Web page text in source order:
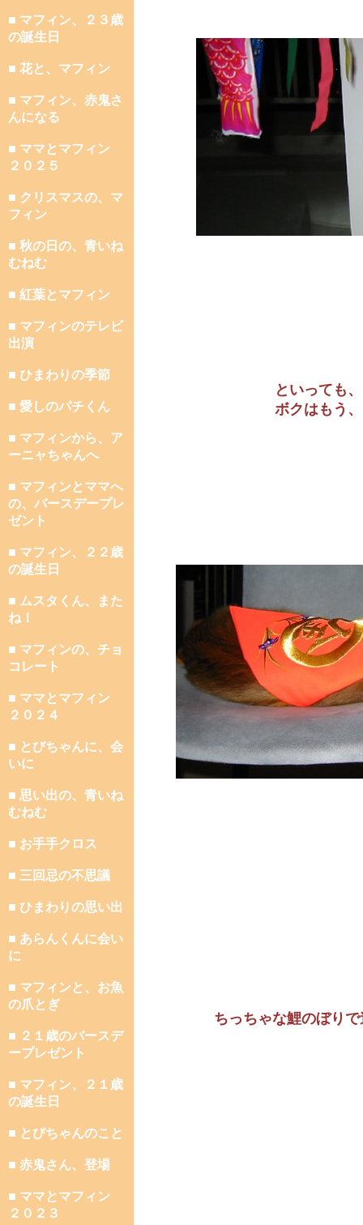
■ マフィン、２３歳
の誕生日
■ 花と、マフィン
■ マフィン、赤鬼さ
んになる
■ ママとマフィン
２０２５
■ クリスマスの、マ
フィン
■ 秋の日の、青いね
むねむ
■ 紅葉とマフィン
■ マフィンのテレビ
出演
■ ひまわりの季節
■ 愛しのパチくん
■ マフィンから、ア
ーニャちゃんへ
■ マフィンとママへ
の、バースデープレ
ゼント
■ マフィン、２２歳
の誕生日
■ ムスタくん、また
ね！
■ マフィンの、チョ
コレート
■ ママとマフィン
２０２４
■ とびちゃんに、会
いに
■ 思い出の、青いね
むねむ
■ お手手クロス
■ 三回忌の不思議
■ ひまわりの思い出
■ あらんくんに会い
に
■ マフィンと、お魚
の爪とぎ
■ ２１歳のバースデ
ープレゼント
■ マフィン、２１歳
の誕生日
■ とびちゃんのこと
■ 赤鬼さん、登場
■ ママとマフィン
２０２３
といっても、
ボクはもう、
ちっちゃな鯉のぼり